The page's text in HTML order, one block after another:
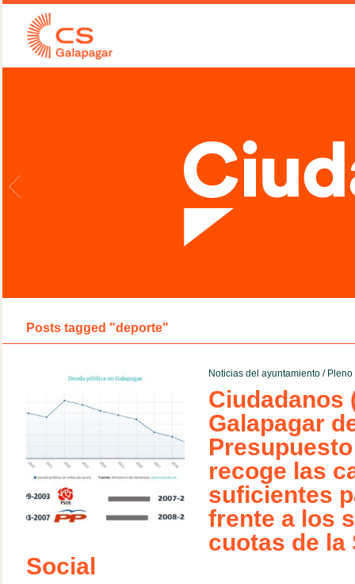
Posts tagged "deporte"
Noticias del ayuntamiento/
Ciudadanos
Galapagar
recoge las
suficientes
frente a los
cuotas de la
Social